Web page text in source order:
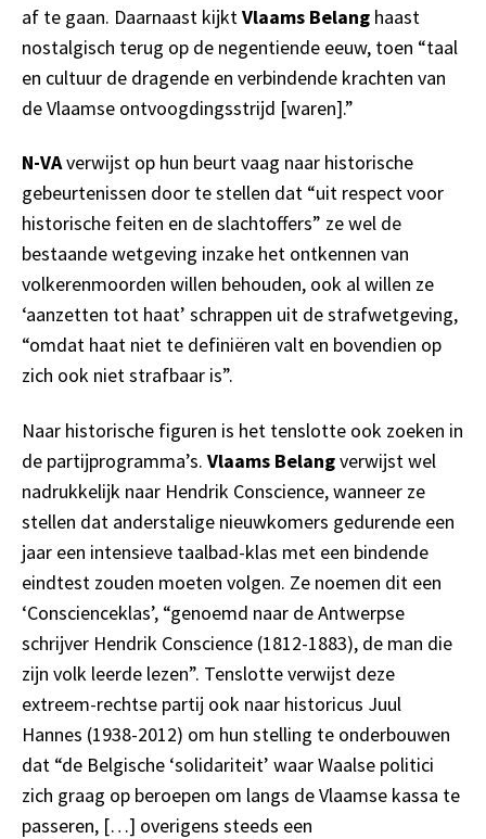
af te gaan. Daarnaast kijktVlaams Belang haast
nostalgisch terug op de negentiende eeuw, toen “taal
en cultuur de dragende en verbindende krachten van
de Vlaamse ontvoogdingsstrijd [waren].”
N-VAverwijst op hun beurt vaag naar historische
gebeurtenissen door te stellen dat “uit respect voor
historische feiten en de slachtoffers” ze wel de
bestaande wetgeving inzake het ontkennen van
volkerenmoorden willen behouden, ook al willen ze
‘aanzetten tot haat’ schrappen uit de strafwetgeving,
“omdat haat niet te definiëren valt en bovendien op
zich ook niet strafbaar is”.
Naar historische figuren is het tenslotte ook zoeken in
de partijprogramma’s. Vlaams Belangverwijst wel
nadrukkelijk naar Hendrik Conscience, wanneer ze
stellen dat anderstalige nieuwkomers gedurende een
jaar een intensieve taalbad-klas met een bindende
eindtest zouden moeten volgen. Ze noemen dit een
‘Conscienceklas’, “genoemd naar de Antwerpse
schrijver Hendrik Conscience (1812-1883), de man die
zijn volk leerde lezen”. Tenslotte verwijst deze
extreem-rechtse partij ook naar historicus Juul
Hannes (1938-2012) om hun stelling te onderbouwen
dat “de Belgische ‘solidariteit’ waar Waalse politici
zich graag op beroepen om langs de Vlaamse kassa te
passeren, […] overigens steeds een